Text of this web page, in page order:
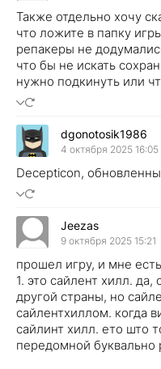
Также отдельно хочу
что ложите в папку
репакеры не
что бы не искать
нужно подкинуть или
dgonotosik1986
4 октября 2025 16:05
Decepticon,
Jeezas
9 октября 2025 15:21
прошел игру, и мне есть
1. это сайлент хилл.
другой страны, но
сайлентхиллом. когда
сайлинт хилл. ето што
передомной буквально